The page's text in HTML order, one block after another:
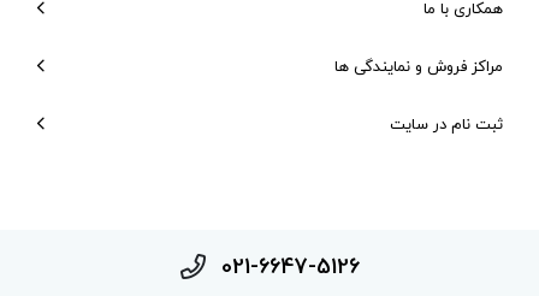
همکاری با ما
مراکز فروش و نمایندگی ها
ثبت نام در سایت
021-6647-5126